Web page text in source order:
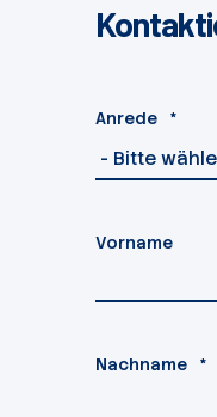
Anrede *
Vorname
Nachname *